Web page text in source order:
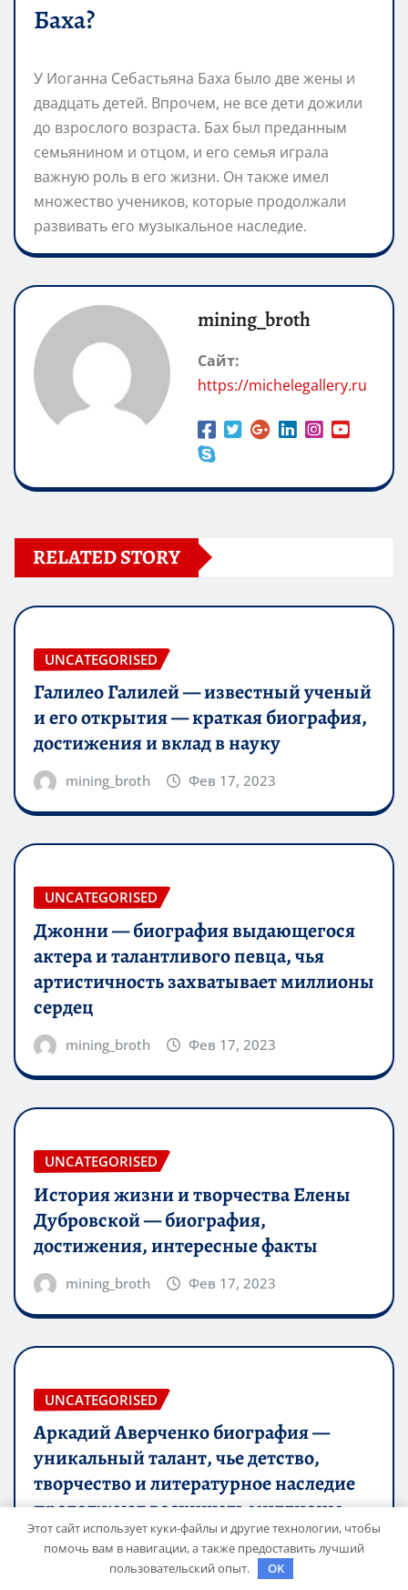
Баха?
У Иоганна Себастьяна Баха было две жены и
двадцать детей. Впрочем, не все дети дожили
до взрослого возраста. Бах был преданным
семьянином и отцом, и его семья играла
важную роль в его жизни. Он также имел
множество учеников, которые продолжали
развивать его музыкальное наследие.
mining_broth
Сайт:
https://michelegallery.ru
RELATED STORY
UNCATEGORISED
Галилео Галилей — известный ученый
и его открытия — краткая биография,
достижения и вклад в науку
mining_broth Фев 17, 2023
UNCATEGORISED
Джонни — биография выдающегося
актера и талантливого певца, чья
артистичность захватывает миллионы
сердец
mining_broth Фев 17, 2023
UNCATEGORISED
История жизни и творчества Елены
Дубровской — биография,
достижения, интересные факты
mining_broth Фев 17, 2023
UNCATEGORISED
Аркадий Аверченко биография —
уникальный талант, чье детство,
творчество и литературное наследие
продолжают восхищать миллионы
mining_broth Фев 17, 2023
Этот сайт использует куки-файлы и другие технологии, чтобы
помочь вам в навигации, а также предоставить лучший
пользовательский опыт.
OK